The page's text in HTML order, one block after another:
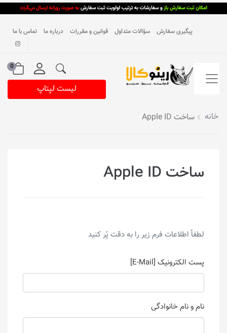
پیگیری سفارش سؤالات متداول قوانین و مقررات درباره ما تماس با ما
0
لیست لپتاپ
خانه ساخت Apple ID
ساخت Apple ID
لطفاً اطلاعات فرم زیر را به دقت پُر کنید
پست الکترونیک [E-Mail]
نام و نام خانوادگی